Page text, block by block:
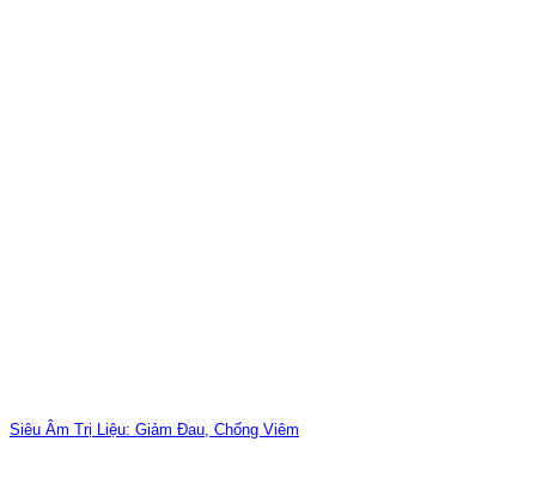
Siêu Âm Trị Liệu: Giảm Đau, Chống Viêm